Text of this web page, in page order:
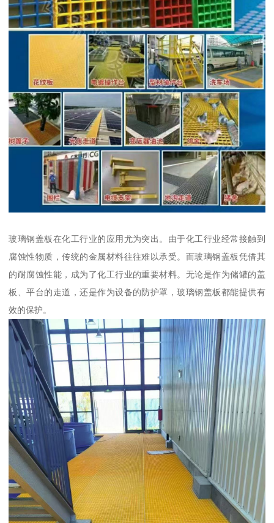
玻璃钢盖板在化工行业的应用尤为突出。由于化工行业经常接触到
腐蚀性物质，传统的金属材料往往难以承受。而玻璃钢盖板凭借其
的耐腐蚀性能，成为了化工行业的重要材料。无论是作为储罐的盖
板、平台的走道，还是作为设备的防护罩，玻璃钢盖板都能提供有
效的保护。